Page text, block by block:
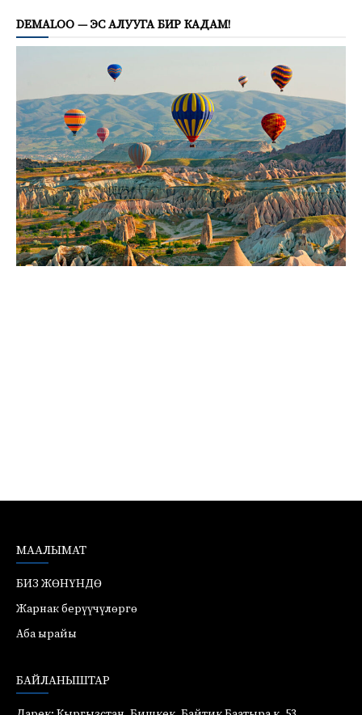
DEMALOO — ЭС АЛУУГА БИР КАДАМ!
МААЛЫМАТ
БИЗ ЖӨНҮНДӨ
Жарнак берүүчүлөргө
Аба ырайы
БАЙЛАНЫШТАР